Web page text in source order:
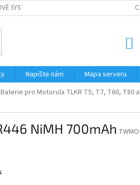
SYSTÉMY PŘÍSLUŠENSTVÍ RUČNÍ
Napište nám Mapa serveru
pro Motorola TLKR T5, T7, T60, T80 a
NiMH 700mAh